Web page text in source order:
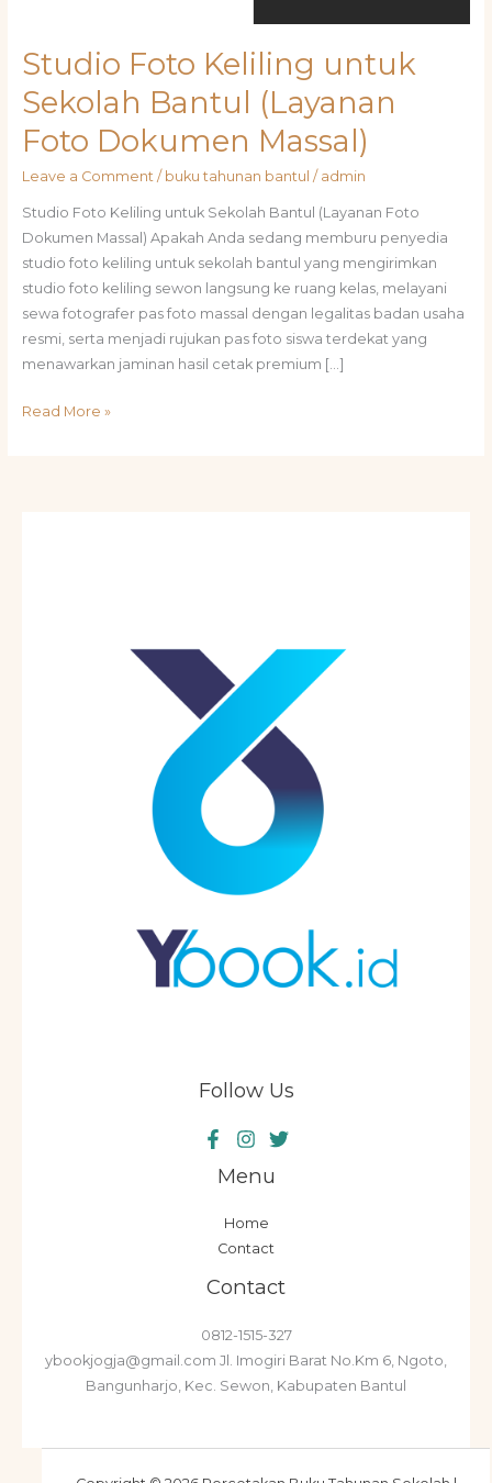
Studio Foto Keliling untuk
Sekolah Bantul (Layanan
Foto Dokumen Massal)
Leave a Comment / buku tahunan bantul / admin
Studio Foto Keliling untuk Sekolah Bantul (Layanan Foto
Dokumen Massal) Apakah Anda sedang memburu penyedia
studio foto keliling untuk sekolah bantul yang mengirimkan
studio foto keliling sewon langsung ke ruang kelas, melayani
sewa fotografer pas foto massal dengan legalitas badan usaha
resmi, serta menjadi rujukan pas foto siswa terdekat yang
menawarkan jaminan hasil cetak premium […]
Read More »
Follow Us
Menu
Home
Contact
Contact
0812-1515-327
ybookjogja@gmail.com Jl. Imogiri Barat No.Km 6, Ngoto,
Bangunharjo, Kec. Sewon, Kabupaten Bantul